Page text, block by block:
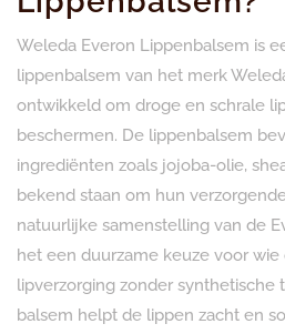
Weleda Everon Lippenbalsem is
lippenbalsem van het merk
ontwikkeld om droge en schrale
beschermen. De lippenbalsem
ingrediënten zoals jojoba-olie,
bekend staan om hun
natuurlijke samenstelling van de
het een duurzame keuze voor
lipverzorging zonder synthetische
balsem helpt de lippen zacht en